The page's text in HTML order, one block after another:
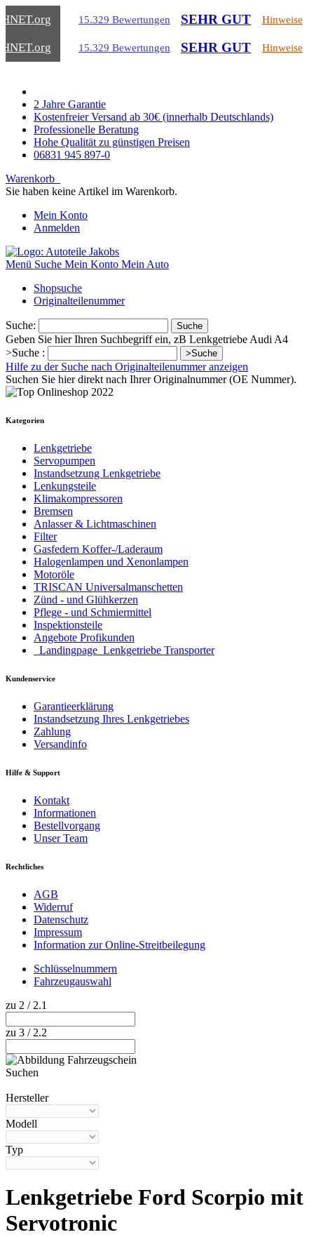
.org 15.329 Bewertungen SEHR GUT Hinweise
.org 15.329 Bewertungen SEHR GUT Hinweise
2 Jahre Garantie
Kostenfreier Versand ab 30€ (innerhalb Deutschlands)
Professionelle Beratung
Hohe Qualität zu günstigen Preisen
06831 945 897-0
Warenkorb
Sie haben keine Artikel im Warenkorb.
Mein Konto
Anmelden
Menü Suche Mein Konto Mein Auto
Shopsuche
Originalteilenummer
Suche: Suche
Geben Sie hier Ihren Suchbegriff ein, zB Lenkgetriebe Audi A4
>Suche :
>Suche
Hilfe zu der Suche nach Originalteilenummer anzeigen
Suchen Sie hier direkt nach Ihrer Originalnummer (OE Nummer).
Kategorien
Lenkgetriebe
Servopumpen
Instandsetzung Lenkgetriebe
Lenkungsteile
Klimakompressoren
Bremsen
Anlasser & Lichtmaschinen
Filter
Gasfedern Koffer-/Laderaum
Halogenlampen und Xenonlampen
Motoröle
TRISCAN Universalmanschetten
Zünd - und Glühkerzen
Pflege - und Schmiermittel
Inspektionsteile
Angebote Profikunden
_Landingpage_Lenkgetriebe Transporter
Kundenservice
Garantieerklärung
Instandsetzung Ihres Lenkgetriebes
Zahlung
Versandinfo
Hilfe & Support
Kontakt
Informationen
Bestellvorgang
Unser Team
Rechtliches
AGB
Widerruf
Datenschutz
Impressum
Information zur Online-Streitbeilegung
Schlüsselnummern
Fahrzeugauswahl
zu 2 / 2.1
zu 3 / 2.2
Suchen
Hersteller
Modell
Typ
Lenkgetriebe Ford Scorpio mit
Servotronic